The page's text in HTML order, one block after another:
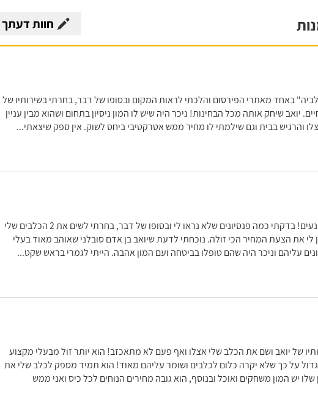
חוות דעתך
באחד מאתרי הפירסום והלכתי לראות המקום ובסופו של דבר, בחרתי בשירותיו של
יואב שיחק אותה מכל הבחינות! ניכר היה שיש לו המון ניסיון בתחום ושהוא מבין עניין
והרגיש בבית וגם שילמתי לו מחיר ממש אטרקטיבי ביחס לשוק. אין ספק שיצאתי...
הכלביה של יואב בהחלט מקום רגוע ונעים! בדקתי כמה פנסיונים שלא נראו לי ובסופו של דבר, בחרתי לשים את 2 הכלבים שלי
לי את הצעת המחיר הכי זולה. נוכחתי לדעת שיואב בן אדם סובלני שאוהב מאוד בעלי
עליהם וניכר היה שהם טופלו בביטחה ועם המון אהבה. הייתי לגמרי בראש שקט...
של יואב ושם את הכלב שלי אצלו ואף פעם לא מתאכזב! הוא יותר זול מבעלי מקצוע
גדול על כך שלא יקרה כלום לכלבים ושומר עליהם מאוד! הוא תמיד מספק לכלב שלי את
יש המון משחקים ואוכל ובנוסף, הוא גובה מחירים הנוחים לכל כיס ואני ממש